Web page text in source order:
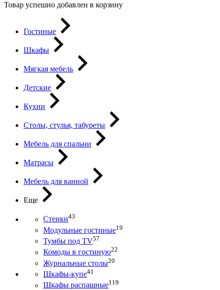
Товар успешно добавлен в корзину
Гостиные
Шкафы
Мягкая мебель
Детские
Кухни
Столы, стулья, табуреты
Мебель для спальни
Матрасы
Мебель для ванной
Еще
Стенки43
Модульные гостиные19
Тумбы под ТV57
Комоды в гостиную22
Журнальные столы20
Шкафы-купе41
Шкафы распашные119